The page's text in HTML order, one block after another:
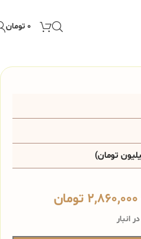
۰ تومان
۲,۸۶۰,۰۰۰ تومان